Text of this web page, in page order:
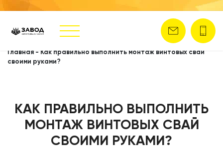
Главная - Как правильно выполнить монтаж винтовых свай
своими руками?
КАК ПРАВИЛЬНО ВЫПОЛНИТЬ
МОНТАЖ ВИНТОВЫХ СВАЙ
СВОИМИ РУКАМИ?